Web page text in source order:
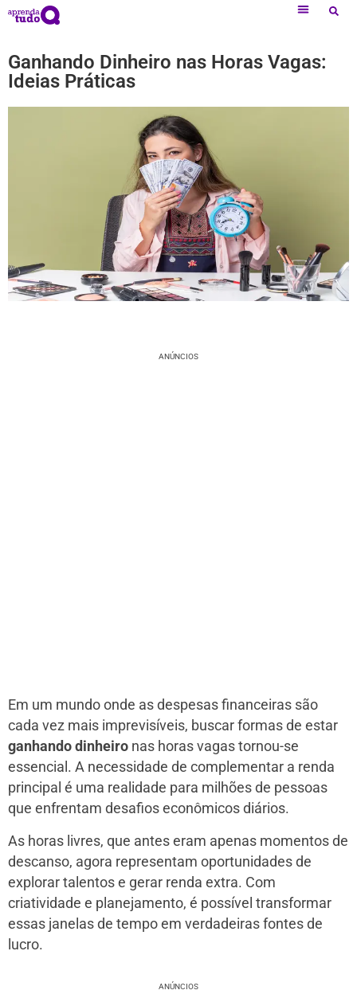
Ganhando Dinheiro nas Horas Vagas:
Ideias Práticas
ANÚNCIOS
Em um mundo onde as despesas financeiras são
cada vez mais imprevisíveis, buscar formas de estar
ganhando dinheiro nas horas vagas tornou-se
essencial. A necessidade de complementar a renda
principal é uma realidade para milhões de pessoas
que enfrentam desafios econômicos diários.
As horas livres, que antes eram apenas momentos de
descanso, agora representam oportunidades de
explorar talentos e gerar renda extra. Com
criatividade e planejamento, é possível transformar
essas janelas de tempo em verdadeiras fontes de
lucro.
ANÚNCIOS